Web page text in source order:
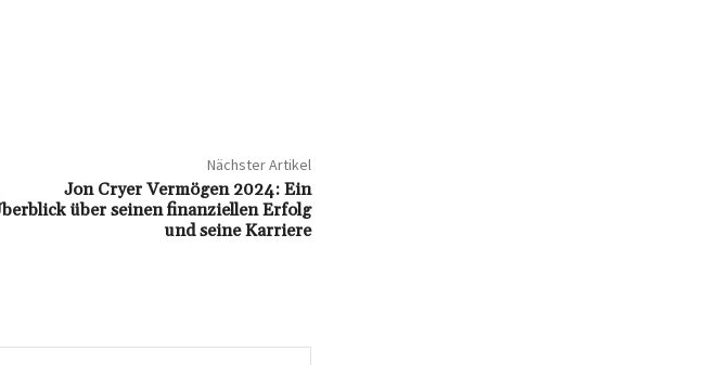
Nächster Artikel
Jon Cryer Vermögen 2024: Ein
über seinen finanziellen Erfolg
und seine Karriere